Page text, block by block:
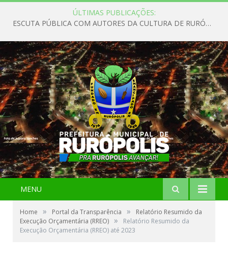
ÚLTIMAS PUBLICAÇÕES:
ESCUTA PÚBLICA COM AUTORES DA CULTURA DE RURÓPOLIS
MENU
Home » Portal da Transparência »
Relatório Resumido da
Execução Orçamentária (RREO) »
Relatório Resumido da
Execução Orçamentária (RREO) até 2023